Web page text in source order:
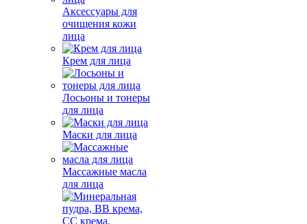
Аксессуары для
очищения кожи
лица
Крем для лица
Лосьоны и тонеры
для лица
Маски для лица
Массажные масла
для лица